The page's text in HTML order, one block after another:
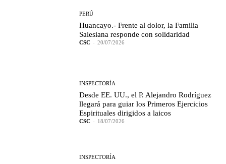
PERÚ
Huancayo.- Frente al dolor, la Familia
Salesiana responde con solidaridad
CSC - 20/07/2026
INSPECTORÍA
Desde EE. UU., el P. Alejandro Rodríguez
llegará para guiar los Primeros Ejercicios
Espirituales dirigidos a laicos
CSC - 18/07/2026
INSPECTORÍA